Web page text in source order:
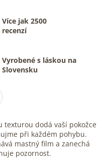
Více jak 2500
recenzí
Vyrobené s láskou na
Slovensku
texturou dodá vaší pokožce
při každém pohybu.
mastný film a zanechá
pozornost.